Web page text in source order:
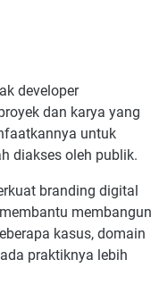
developer
dan karya yang
untuk
diakses oleh publik.
branding digital
membangun
kasus, domain
praktiknya lebih